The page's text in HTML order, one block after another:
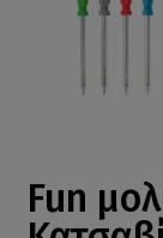
Fun